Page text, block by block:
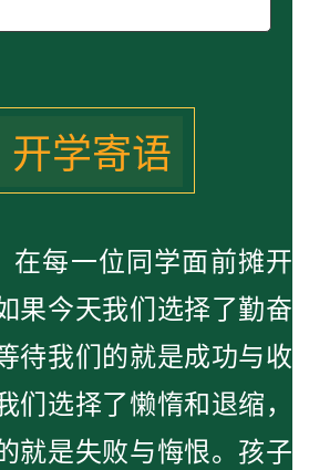
开学寄语
每一位同学面前摊开
果今天我们选择了勤奋
待我们的就是成功与收
们选择了懒惰和退缩，
就是失败与悔恨。孩子